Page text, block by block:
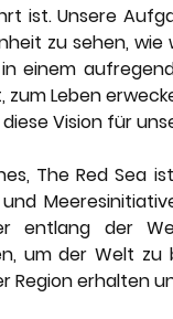
ist. Unsere
zu sehen,
einem
zum Leben
Vision für
The Red Sea
entlang der
um der Welt zu
Region erhalten